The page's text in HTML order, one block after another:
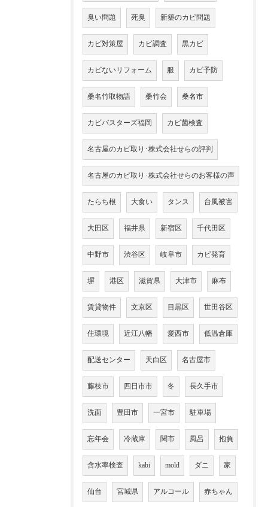
臭い問題 死臭 新築のカビ問題
カビ対策屋 カビ調査 黒カビ
カビないリフォーム 服 カビ予防
桑名竹取物語 桑竹会 桑名市
カビバスターズ福岡 カビ菌検査
名古屋のカビ取り･株式会社せらの評判
名古屋のカビ取り･株式会社せらのお客様の声
たらち根 大食い タンス 台風被害
大田区 福井県 新宿区 千代田区
中野市 渋谷区 岐阜市 カビ発育
塀 港区 滋賀県 大津市 麻布
賃貸物件 文京区 目黒区 世田谷区
住環境 近江八幡 愛西市 低温倉庫
配送センター 天白区 名古屋市
藤枝市 四日市市 冬 長久手市
洗面 豊田市 一宮市 駐車場
忘年会 冷蔵庫 関市 風呂 抱負
含水率検査 kabi mold ダニ 家
仙台 宮城県 アルコール 赤ちゃん